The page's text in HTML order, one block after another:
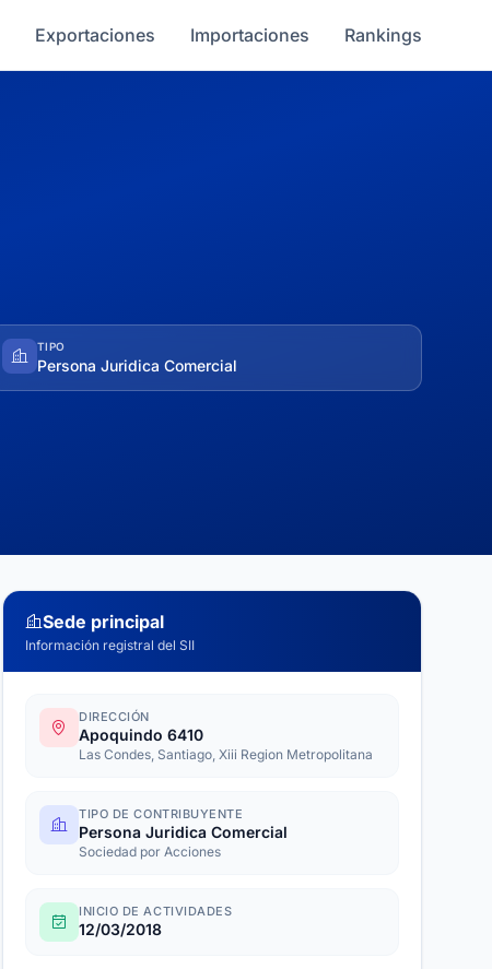
Exportaciones Importaciones Rankings
TIPO
Persona Juridica Comercial
Sede principal
Información registral del SII
DIRECCIÓN
Apoquindo 6410
Las Condes, Santiago, Xiii Region Metropolitana
TIPO DE CONTRIBUYENTE
Persona Juridica Comercial
Sociedad por Acciones
INICIO DE ACTIVIDADES
12/03/2018